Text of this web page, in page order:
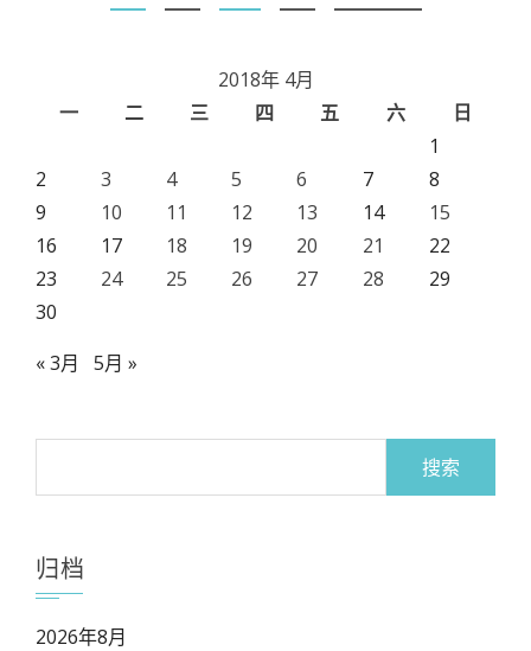
2018年 4月
一
二 三 四 五 六
日
1
2
3 4 5 6 7
8
9
10 11 12 13 14
15
16
17 18 19 20 21
22
23
24 25 26 27 28
29
30
« 3月
5月 »
归档
2026年8月